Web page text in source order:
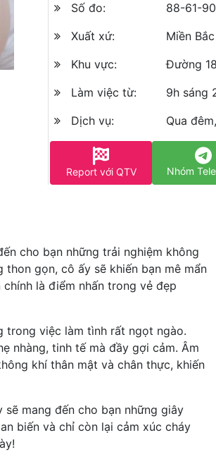
Số đo:
88-61-90
Xuất xứ:
Miền Bắc
Khu vực:
Đường
Làm việc từ:
9h sáng
Dịch vụ:
Qua
Report với QTV Nhóm
cho bạn những trải nghiệm không
thon gọn, cô ấy sẽ khiến bạn mê mẩn
là điểm nhấn trong vẻ đẹp
trong việc làm tình rất ngọt ngào.
nhàng, tinh tế mà đầy gợi cảm. Âm
khí thân mật và chân thực, khiến
sẽ mang đến cho bạn những giây
biến và chỉ còn lại cảm xúc cháy